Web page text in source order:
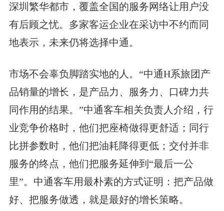
深圳繁华都市，覆盖全国的服务网络让用户没
有后顾之忧。多家客运企业在采访中不约而同
地表示，未来仍将选择中通。
市场不会辜负脚踏实地的人。“中通H系旅团产
品销量的增长，是产品力、服务力、口碑力共
同作用的结果。”中通客车相关负责人介绍，行
业竞争价格时，他们把座椅做得更舒适；同行
比拼参数时，他们把油耗降得更低；交付并非
服务的终点，他们把服务延伸到“最后一公
里”。中通客车用最朴素的方式证明：把产品做
好、把服务做透，就是最好的增长策略。